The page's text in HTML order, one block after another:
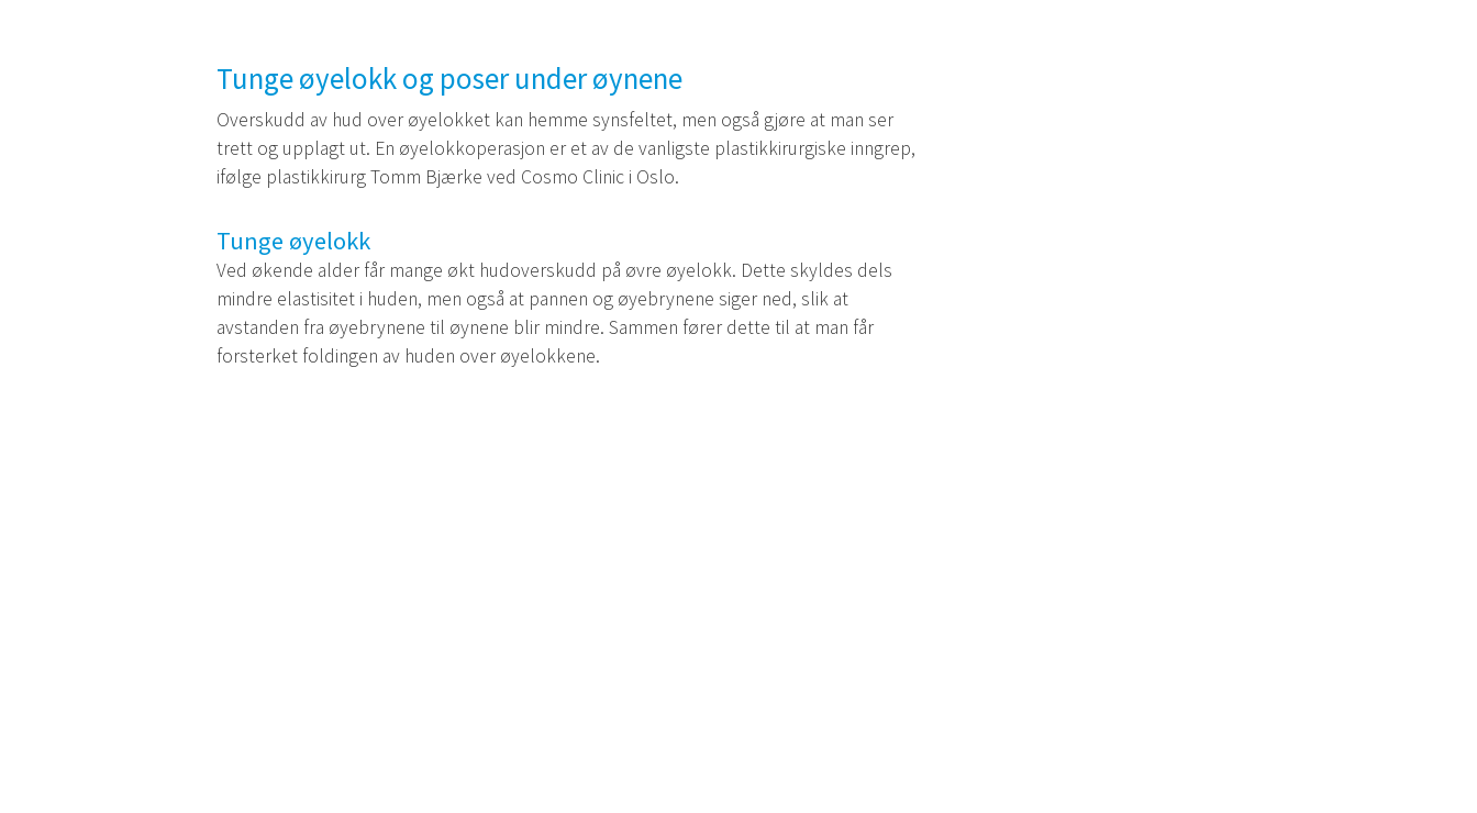
Tunge øyelokk og poser under øynene
Overskudd av hud over øyelokket kan hemme synsfeltet, men også gjøre at man ser
trett og upplagt ut. En øyelokkoperasjon er et av de vanligste plastikkirurgiske inngrep,
ifølge plastikkirurg Tomm Bjærke ved Cosmo Clinic i Oslo.
Tunge øyelokk
Ved økende alder får mange økt hudoverskudd på øvre øyelokk. Dette skyldes dels
mindre elastisitet i huden, men også at pannen og øyebrynene siger ned, slik at
avstanden fra øyebrynene til øynene blir mindre. Sammen fører dette til at man får
forsterket foldingen av huden over øyelokkene.